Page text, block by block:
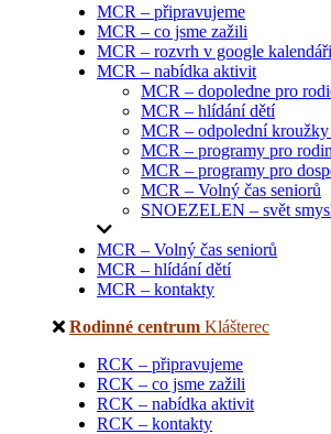
MCR – připravujeme
MCR – co jsme zažili
MCR – rozvrh v google kalendáři
MCR – nabídka aktivit
MCR – dopoledne pro
MCR – hlídání dětí
MCR – odpolední kroužky
MCR – programy pro
MCR – programy pro
MCR – Volný čas seniorů
SNOEZELEN – svět
MCR – Volný čas seniorů
MCR – hlídání dětí
MCR – kontakty
Rodinné centrum Klášterec
RCK – připravujeme
RCK – co jsme zažili
RCK – nabídka aktivit
RCK – kontakty